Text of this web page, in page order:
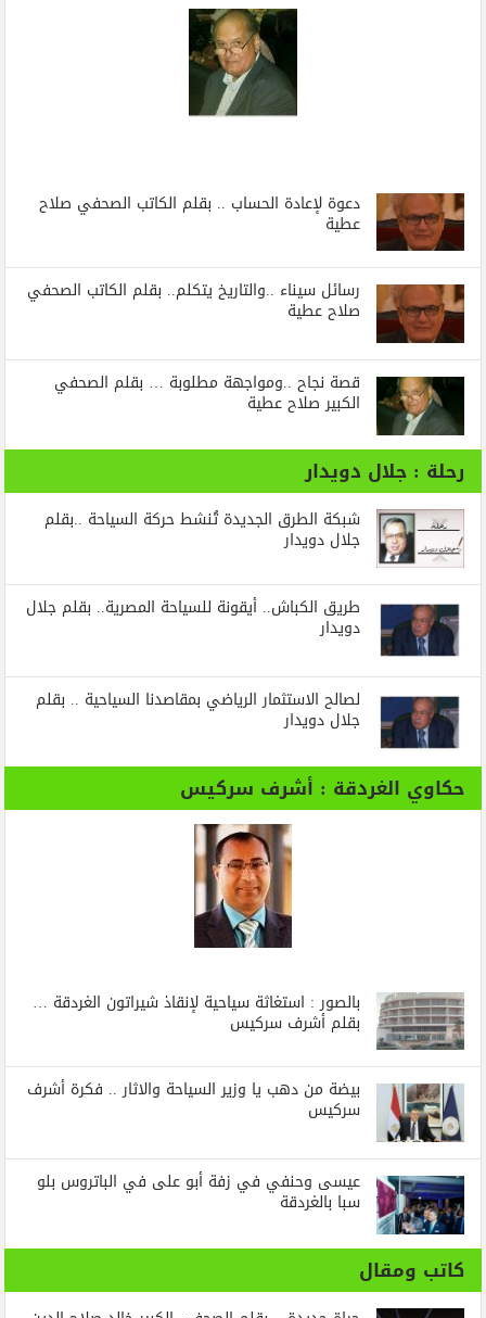
دعوة لإعادة الحساب .. بقلم الكاتب الصحفي صلاح
عطية
رسائل‭ ‬سيناء‭.. ‬والتاريخ‭ ‬يتكلم.. بقلم الكاتب الصحفي
صلاح عطية
قصة نجاح ..ومواجهة مطلوبة … بقلم الصحفي
الكبير صلاح عطية
رحلة : جلال دويدار
شبكة الطرق الجديدة تُنشط حركة السياحة ..بقلم
جلال دويدار
طريق الكباش.. أيقونة للسياحة المصرية.. بقلم جلال
دويدار
لصالح الاستثمار الرياضي بمقاصدنا السياحية .. بقلم
جلال دويدار
حكاوي الغردقة : أشرف سركيس
بالصور : استغاثة سياحية لإنقاذ شيراتون الغردقة …
بقلم أشرف سركيس
بيضة من دهب يا وزير السياحة والاثار .. فكرة أشرف
سركيس
عيسى وحنفي في زفة أبو على في الباتروس بلو
سبا بالغردقة
كاتب ومقال